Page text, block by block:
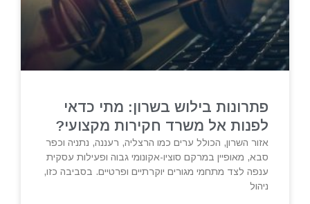
פתרונות בילוש בשרון: מתי כדאי
לפנות אל משרד חקירות מקצועי?
אזור השרון, הכולל ערים כמו הרצליה, רעננה, נתניה וכפר
סבא, מאופיין במרקם סוציו-אקונומי גבוה ופעילות עסקית
ענפה לצד מתחמי מגורים יוקרתיים ופרטיים. בסביבה כזו,
ניהול